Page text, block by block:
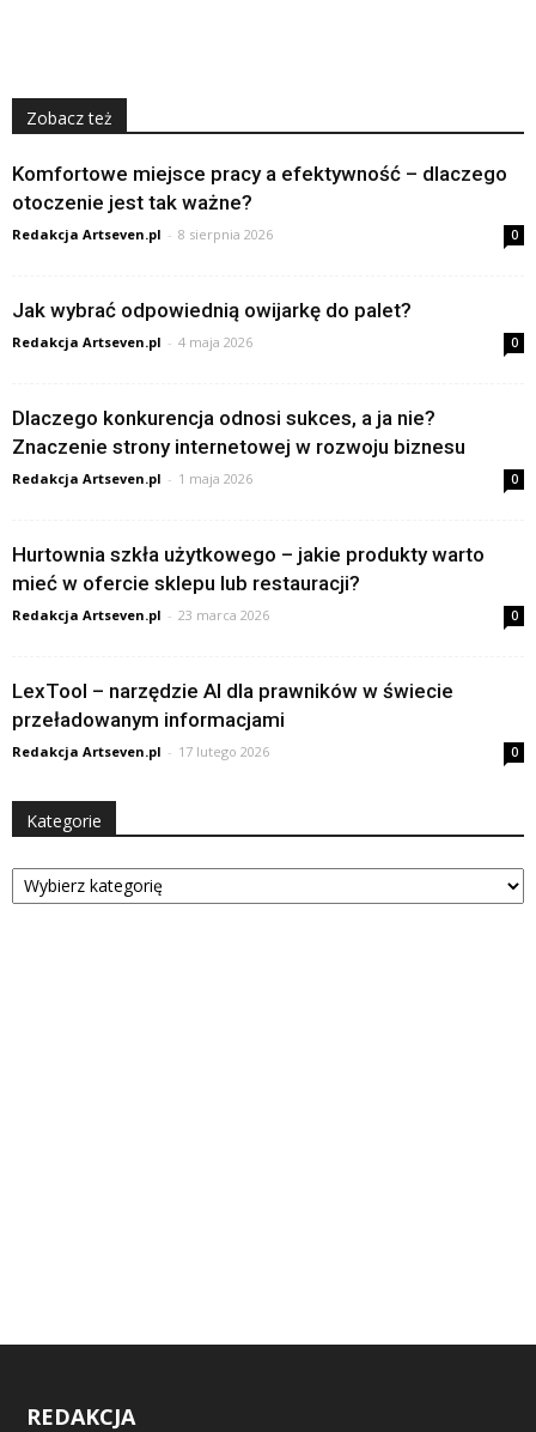
Zobacz też
Komfortowe miejsce pracy a efektywność – dlaczego
otoczenie jest tak ważne?
Redakcja Artseven.pl - 8 sierpnia 2026 0
Jak wybrać odpowiednią owijarkę do palet?
Redakcja Artseven.pl - 4 maja 2026 0
Dlaczego konkurencja odnosi sukces, a ja nie?
Znaczenie strony internetowej w rozwoju biznesu
Redakcja Artseven.pl - 1 maja 2026 0
Hurtownia szkła użytkowego – jakie produkty warto
mieć w ofercie sklepu lub restauracji?
Redakcja Artseven.pl - 23 marca 2026 0
LexTool – narzędzie AI dla prawników w świecie
przeładowanym informacjami
Redakcja Artseven.pl - 17 lutego 2026 0
Kategorie
Kategorie
REDAKCJA